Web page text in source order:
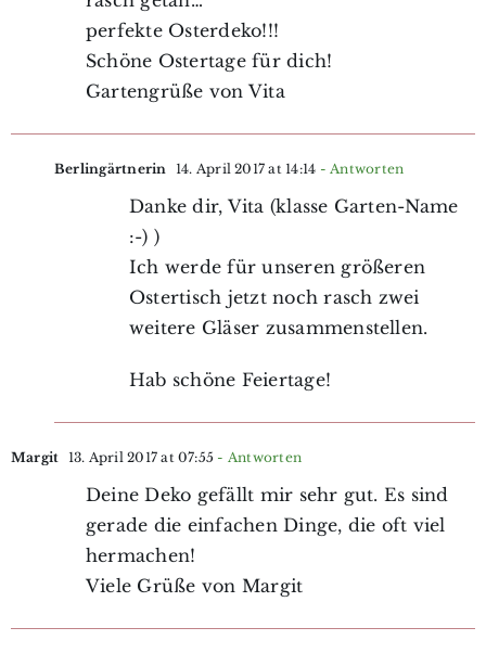
perfekte Osterdeko!!!
Schöne Ostertage für dich!
Gartengrüße von Vita
Berlingärtnerin 14. April 2017 at 14:14 - Antworten
Danke dir, Vita (klasse Garten-Name
:-) )
Ich werde für unseren größeren
Ostertisch jetzt noch rasch zwei
weitere Gläser zusammenstellen.
Hab schöne Feiertage!
Margit 13. April 2017 at 07:55 - Antworten
Deine Deko gefällt mir sehr gut. Es sind
gerade die einfachen Dinge, die oft viel
hermachen!
Viele Grüße von Margit